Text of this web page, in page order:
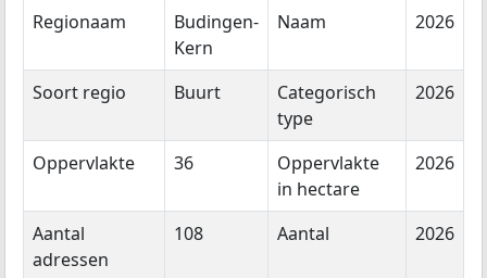
Regionaam
Budingen-
Kern
Naam 2026
Soort regio Buurt
Categorisch
type
2026
Oppervlakte 36
Oppervlakte
in hectare
2026
Aantal
adressen
108 Aantal 2026